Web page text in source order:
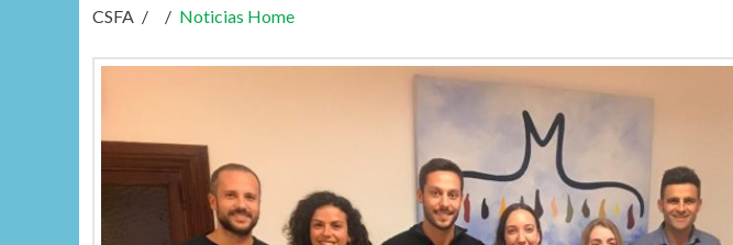
CSFA Noticias Home